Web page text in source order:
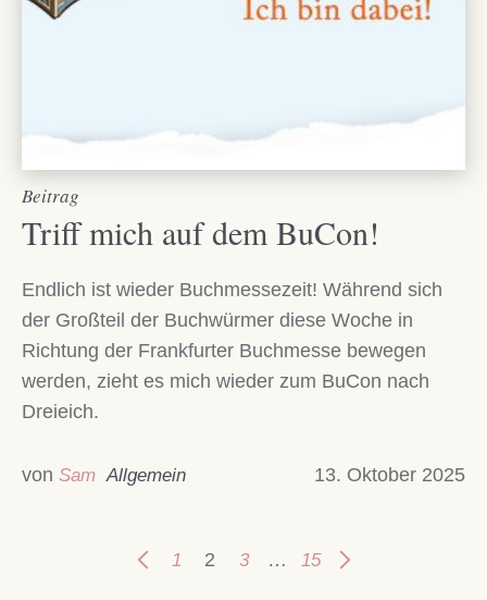
Beitrag
Triff mich auf dem BuCon!
Endlich ist wieder Buchmessezeit! Während sich
der Großteil der Buchwürmer diese Woche in
Richtung der Frankfurter Buchmesse bewegen
werden, zieht es mich wieder zum BuCon nach
Dreieich.
13. Oktober 2025
von Sam Allgemein
1 2 3 … 15